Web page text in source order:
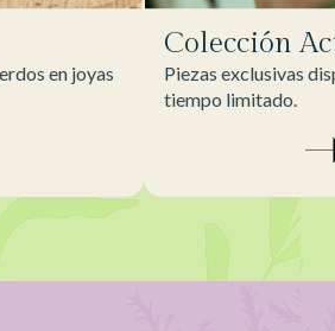
en joyas
Colección
Piezas exclusivas
tiempo limitado.